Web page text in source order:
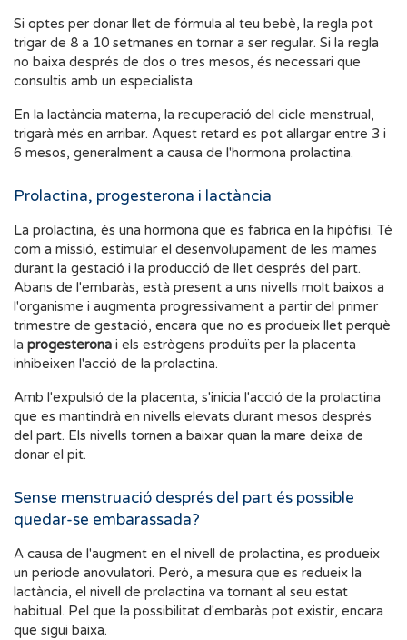
Si optes per donar llet de fórmula al teu bebè, la regla pot
trigar de 8 a 10 setmanes en tornar a ser regular. Si la regla
no baixa després de dos o tres mesos, és necessari que
consultis amb un especialista.
En la lactància materna, la recuperació del cicle menstrual,
trigarà més en arribar. Aquest retard es pot allargar entre 3 i
6 mesos, generalment a causa de l'hormona prolactina.
Prolactina, progesterona i lactància
La prolactina, és una hormona que es fabrica en la hipòfisi. Té
com a missió, estimular el desenvolupament de les mames
durant la gestació i la producció de llet després del part.
Abans de l'embaràs, està present a uns nivells molt baixos a
l'organisme i augmenta progressivament a partir del primer
trimestre de gestació, encara que no es produeix llet perquè
la progesterona i els estrògens produïts per la placenta
inhibeixen l'acció de la prolactina.
Amb l'expulsió de la placenta, s'inicia l'acció de la prolactina
que es mantindrà en nivells elevats durant mesos després
del part. Els nivells tornen a baixar quan la mare deixa de
donar el pit.
Sense menstruació després del part és possible
quedar-se embarassada?
A causa de l'augment en el nivell de prolactina, es produeix
un període anovulatori. Però, a mesura que es redueix la
lactància, el nivell de prolactina va tornant al seu estat
habitual. Pel que la possibilitat d'embaràs pot existir, encara
que sigui baixa.